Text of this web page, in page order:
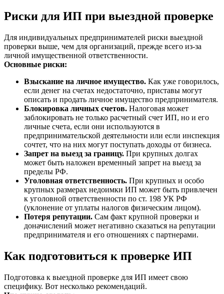
Риски для ИП при выездной проверке
Для индивидуальных предпринимателей риски выездной
проверки выше, чем для организаций, прежде всего из-за
личной имущественной ответственности.
Основные риски:
Взыскание на личное имущество. Как уже говорилось,
если денег на счетах недостаточно, приставы могут
описать и продать личное имущество предпринимателя.
Блокировка личных счетов. Налоговая может
заблокировать не только расчетный счет ИП, но и его
личные счета, если они используются в
предпринимательской деятельности или если инспекция
сочтет, что на них могут поступать доходы от бизнеса.
Запрет на выезд за границу. При крупных долгах
может быть наложен временный запрет на выезд за
пределы РФ.
Уголовная ответственность. При крупных и особо
крупных размерах недоимки ИП может быть привлечен
к уголовной ответственности по ст. 198 УК РФ
(уклонение от уплаты налогов физическим лицом).
Потеря репутации. Сам факт крупной проверки и
доначислений может негативно сказаться на репутации
предпринимателя и его отношениях с партнерами.
Как подготовиться к проверке ИП
Подготовка к выездной проверке для ИП имеет свою
специфику. Вот несколько рекомендаций.